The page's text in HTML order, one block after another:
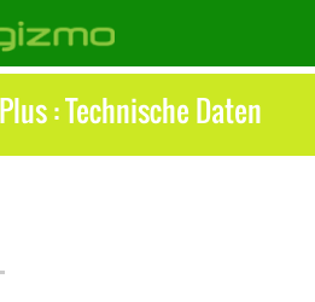
: Technische Daten